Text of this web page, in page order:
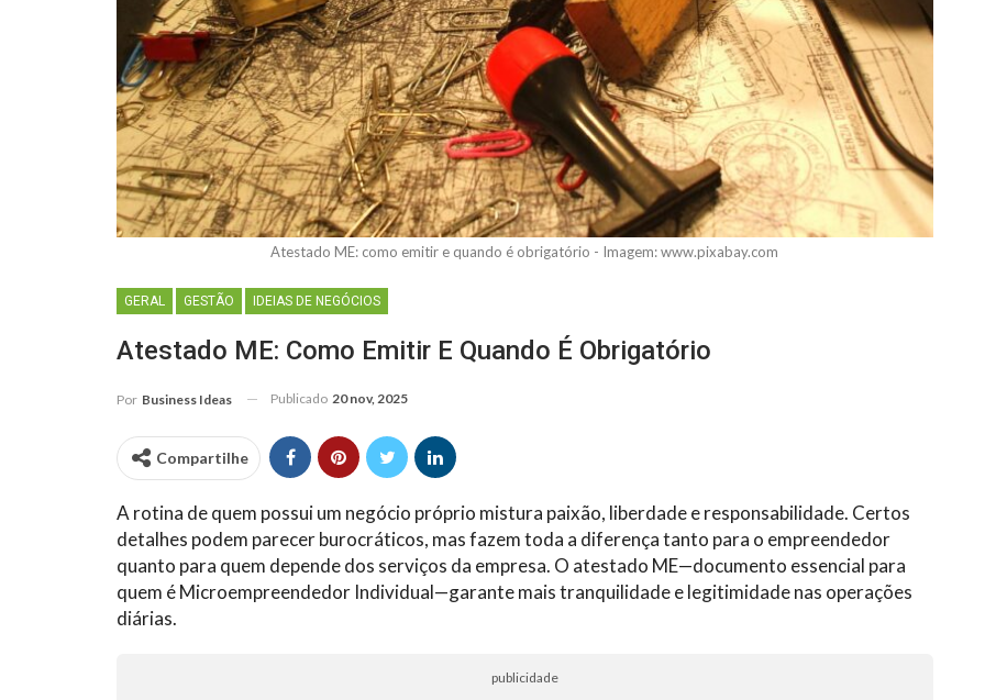
Atestado ME: como emitir e quando é obrigatório - Imagem: www.pixabay.com
GERAL GESTÃO IDEIAS DE NEGÓCIOS
Atestado ME: Como Emitir E Quando É Obrigatório
Por Business Ideas Publicado 20 nov, 2025
Compartilhe
A rotina de quem possui um negócio próprio mistura paixão, liberdade e responsabilidade. Certos
detalhes podem parecer burocráticos, mas fazem toda a diferença tanto para o empreendedor
quanto para quem depende dos serviços da empresa. O atestado ME—documento essencial para
quem é Microempreendedor Individual—garante mais tranquilidade e legitimidade nas operações
diárias.
publicidade